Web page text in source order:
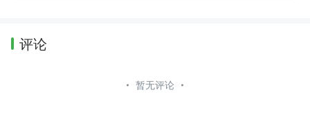
评论
暂无评论